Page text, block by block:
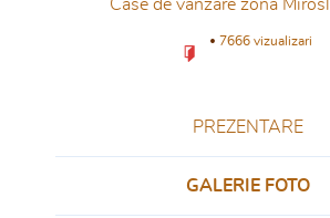
Case de vanzare zona
7666 vizualizari
PREZENTARE
GALERIE FOTO